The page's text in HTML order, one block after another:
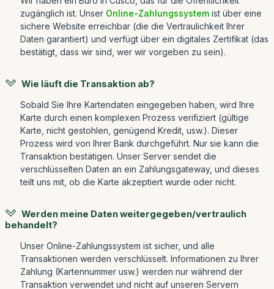
zugänglich ist. Unser Online-Zahlungssystem ist über eine
sichere Website erreichbar (die die Vertraulichkeit Ihrer
Daten garantiert) und verfügt über ein digitales Zertifikat (das
bestätigt, dass wir sind, wer wir vorgeben zu sein).
Wie läuft die Transaktion ab?
Sobald Sie Ihre Kartendaten eingegeben haben, wird Ihre
Karte durch einen komplexen Prozess verifiziert (gültige
Karte, nicht gestohlen, genügend Kredit, usw.). Dieser
Prozess wird von Ihrer Bank durchgeführt. Nur sie kann die
Transaktion bestätigen. Unser Server sendet die
verschlüsselten Daten an ein Zahlungsgateway, und dieses
teilt uns mit, ob die Karte akzeptiert wurde oder nicht.
Werden meine Daten weitergegeben/vertraulich
behandelt?
Unser Online-Zahlungssystem ist sicher, und alle
Transaktionen werden verschlüsselt. Informationen zu Ihrer
Zahlung (Kartennummer usw.) werden nur während der
Transaktion verwendet und nicht auf unseren Servern